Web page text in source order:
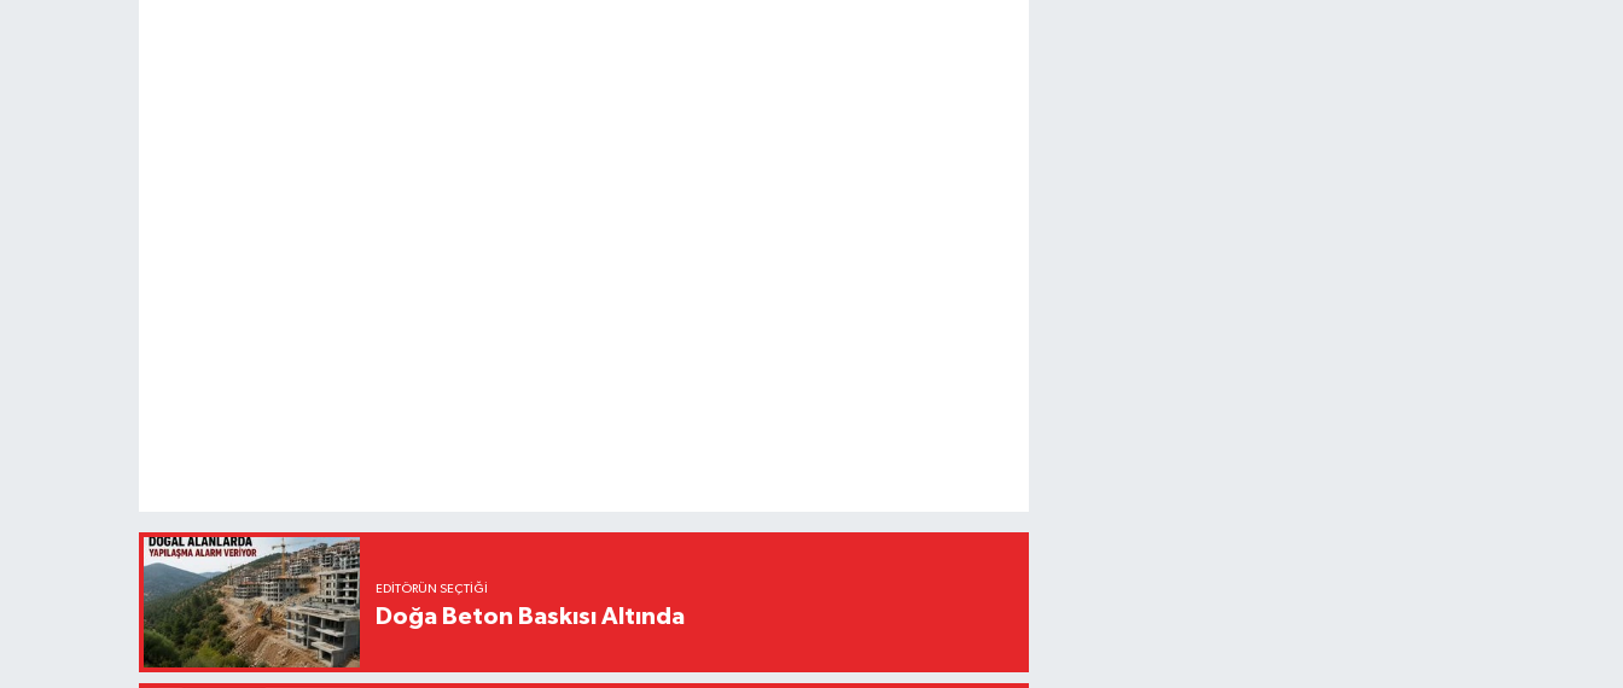
EDITÖRÜN SEÇTIĞI
Doğa Beton Baskısı Altında